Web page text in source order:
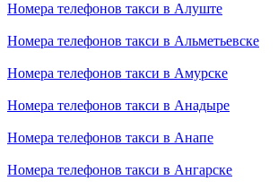
Номера телефонов такси в Алуште
Номера телефонов такси в Альметьевске
Номера телефонов такси в Амурске
Номера телефонов такси в Анадыре
Номера телефонов такси в Анапе
Номера телефонов такси в Ангарске